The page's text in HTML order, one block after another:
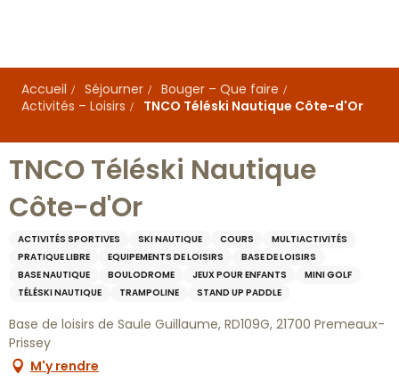
principal
Accueil
Séjourner
Bouger – Que faire
Activités – Loisirs
TNCO Téléski Nautique Côte-d'Or
TNCO Téléski Nautique
Côte-d'Or
ACTIVITÉS SPORTIVES SKI NAUTIQUE COURS
MULTIACTIVITÉS
PRATIQUE LIBRE
EQUIPEMENTS DE LOISIRS
BASE DE LOISIRS
BASE NAUTIQUE
BOULODROME JEUX POUR ENFANTS
MINI GOLF
TÉLÉSKI NAUTIQUE
TRAMPOLINE STAND UP PADDLE
Base de loisirs de Saule Guillaume, RD109G, 21700 Premeaux-
Prissey
M'y rendre